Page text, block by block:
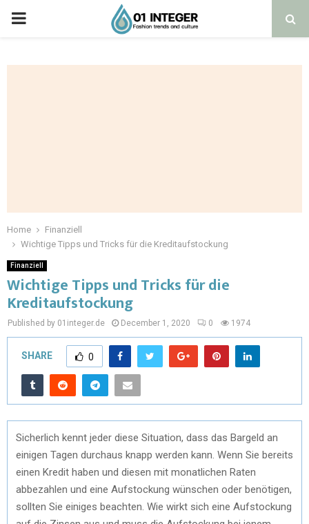
Home
Finanziell
Wichtige Tipps und Tricks für die Kreditaufstockung
Finanziell
Wichtige Tipps und Tricks für die
Kreditaufstockung
Published by 01integer.de December 1, 2020 0 1974
SHARE 0
Sicherlich kennt jeder diese Situation, dass das Bargeld an
einigen Tagen durchaus knapp werden kann. Wenn Sie bereits
einen Kredit haben und diesen mit monatlichen Raten
abbezahlen und eine Aufstockung wünschen oder benötigen,
sollten Sie einiges beachten. Wie wirkt sich eine Aufstockung